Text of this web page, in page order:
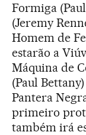
Formiga
(Jeremy
Homem de
estarão a
Máquina de
(Paul
Pantera
primeiro
também irá